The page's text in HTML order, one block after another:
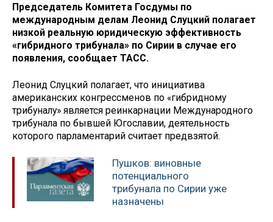
Председатель Комитета Госдумы по
международным делам Леонид Слуцкий полагает
низкой реальную юридическую эффективность
«гибридного трибунала» по Сирии в случае его
появления, сообщает ТАСС.
Леонид Слуцкий полагает, что инициатива
американских конгрессменов по «гибридному
трибуналу» является реинкарнации Международного
трибунала по бывшей Югославии, деятельность
которого парламентарий считает предвзятой.
Пушков: виновные
потенциального
трибунала по Сирии уже
назначены